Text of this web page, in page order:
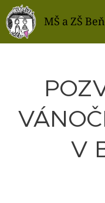
MŠ a ZŠ
V